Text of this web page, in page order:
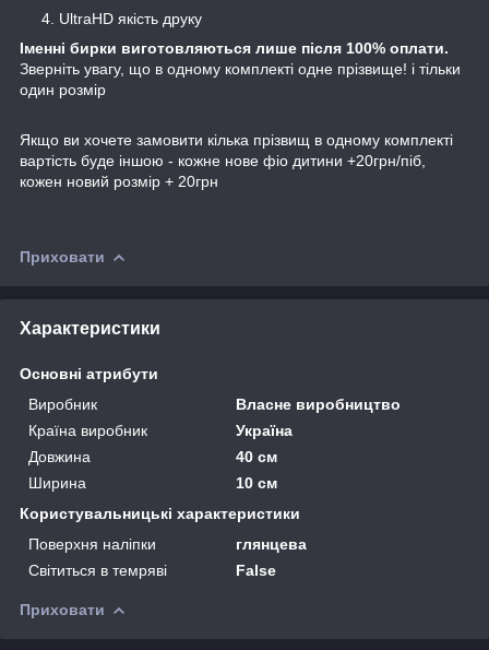
UltraHD якість друку
Іменні бирки виготовляються лише після 100% оплати.
Зверніть увагу, що в одному комплекті одне прізвище! і тільки
один розмір
Якщо ви хочете замовити кілька прізвищ в одному комплекті
вартість буде іншою - кожне нове фіо дитини +20грн/піб,
кожен новий розмір + 20грн
Приховати
Характеристики
Основні атрибути
Виробник
Власне виробництво
Країна виробник
Україна
Довжина
40 см
Ширина
10 см
Користувальницькі характеристики
Поверхня наліпки
глянцева
Світиться в темряві
False
Приховати